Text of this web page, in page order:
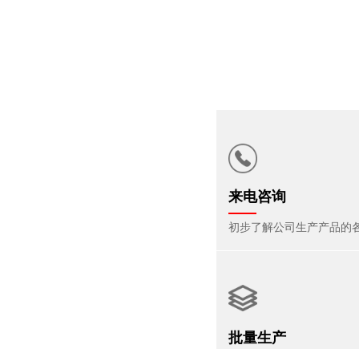
来电咨询
初步了解公司生产产品的
批量生产